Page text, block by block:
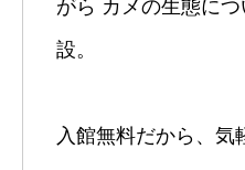
がら カメの生態に
設。
入館無料だから、気